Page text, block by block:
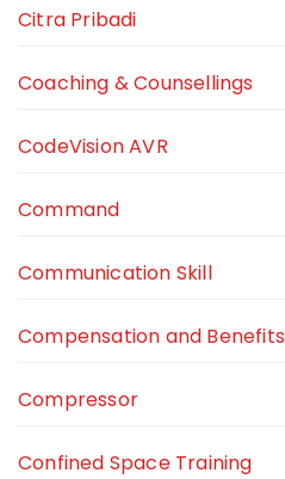
Citra Pribadi
Coaching & Counsellings
CodeVision AVR
Command
Communication Skill
Compensation and
Compressor
Confined Space Training